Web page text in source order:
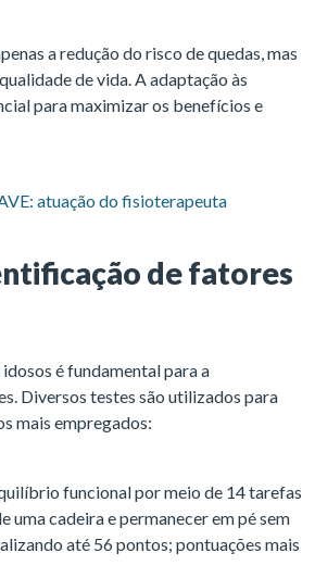
a redução do risco de quedas, mas
de vida. A adaptação às
para maximizar os benefícios e
atuação do fisioterapeuta
de fatores
é fundamental para a
Diversos testes são utilizados para
mais empregados:
funcional por meio de 14 tarefas
cadeira e permanecer em pé sem
até 56 pontos; pontuações mais